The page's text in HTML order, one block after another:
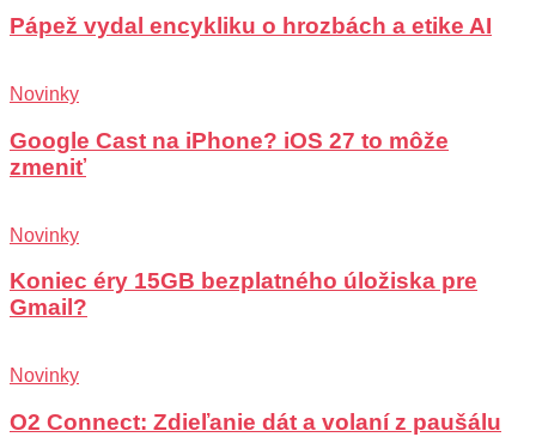
Pápež vydal encykliku o hrozbách a etike AI
Novinky
Google Cast na iPhone? iOS 27 to môže
zmeniť
Novinky
Koniec éry 15GB bezplatného úložiska pre
Gmail?
Novinky
O2 Connect: Zdieľanie dát a volaní z paušálu